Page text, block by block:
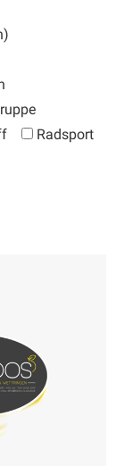
Radsport